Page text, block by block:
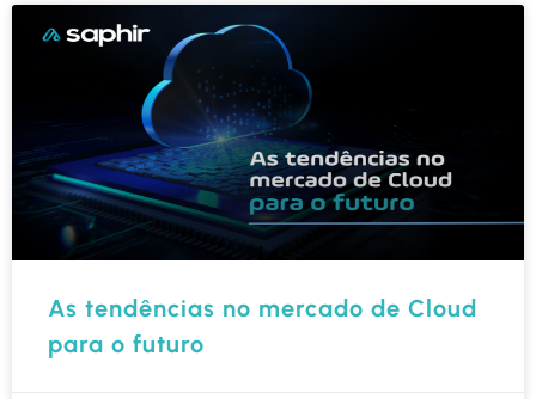
As tendências no mercado de Cloud
para o futuro